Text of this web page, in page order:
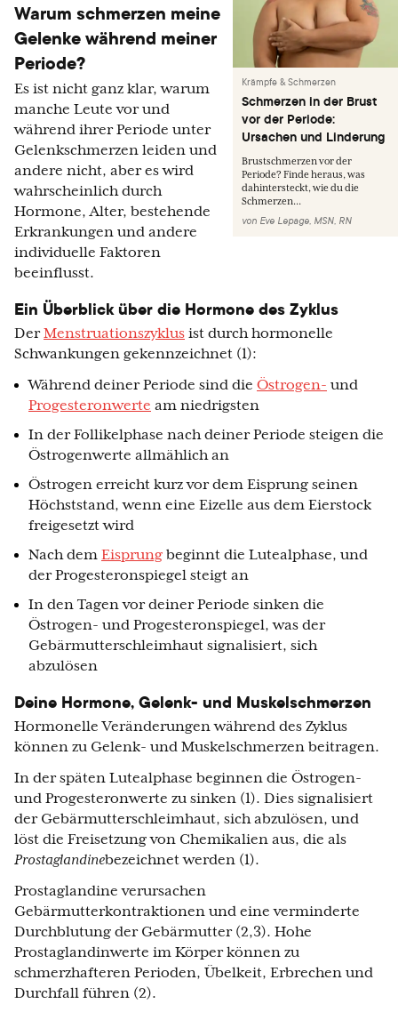
Krämpfe & Schmerzen
Schmerzen in der Brust
vor der Periode:
Ursachen und Linderung
Brustschmerzen vor der
Periode? Finde heraus, was
dahintersteckt, wie du die
Schmerzen...
von Eve Lepage, MSN, RN
Warum schmerzen meine
Gelenke während meiner
Periode?
Es ist nicht ganz klar, warum
manche Leute vor und
während ihrer Periode unter
Gelenkschmerzen leiden und
andere nicht, aber es wird
wahrscheinlich durch
Hormone, Alter, bestehende
Erkrankungen und andere
individuelle Faktoren
beeinflusst.
Ein Überblick über die Hormone des Zyklus
DerMenstruationszyklus ist durch hormonelle
Schwankungen gekennzeichnet (1):
Während deiner Periode sind die Östrogen- und
Progesteronwerte am niedrigsten
In der Follikelphase nach deiner Periode steigen die
Östrogenwerte allmählich an
Östrogen erreicht kurz vor dem Eisprung seinen
Höchststand, wenn eine Eizelle aus dem Eierstock
freigesetzt wird
Nach dem Eisprung beginnt die Lutealphase, und
der Progesteronspiegel steigt an
In den Tagen vor deiner Periode sinken die
Östrogen- und Progesteronspiegel, was der
Gebärmutterschleimhaut signalisiert, sich
abzulösen
Deine Hormone, Gelenk- und Muskelschmerzen
Hormonelle Veränderungen während des Zyklus
können zu Gelenk- und Muskelschmerzen beitragen.
In der späten Lutealphase beginnen die Östrogen-
und Progesteronwerte zu sinken (1). Dies signalisiert
der Gebärmutterschleimhaut, sich abzulösen, und
löst die Freisetzung von Chemikalien aus, die als
Prostaglandinebezeichnet werden (1).
Prostaglandine verursachen
Gebärmutterkontraktionen und eine verminderte
Durchblutung der Gebärmutter (2,3). Hohe
Prostaglandinwerte im Körper können zu
schmerzhafteren Perioden, Übelkeit, Erbrechen und
Durchfall führen (2).